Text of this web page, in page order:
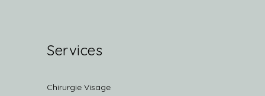
Services
Chirurgie Visage